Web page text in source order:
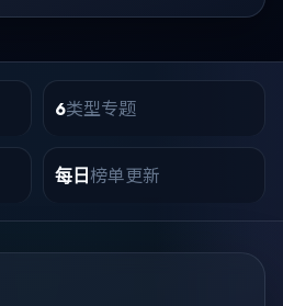
6类型专题
每日 榜单更新